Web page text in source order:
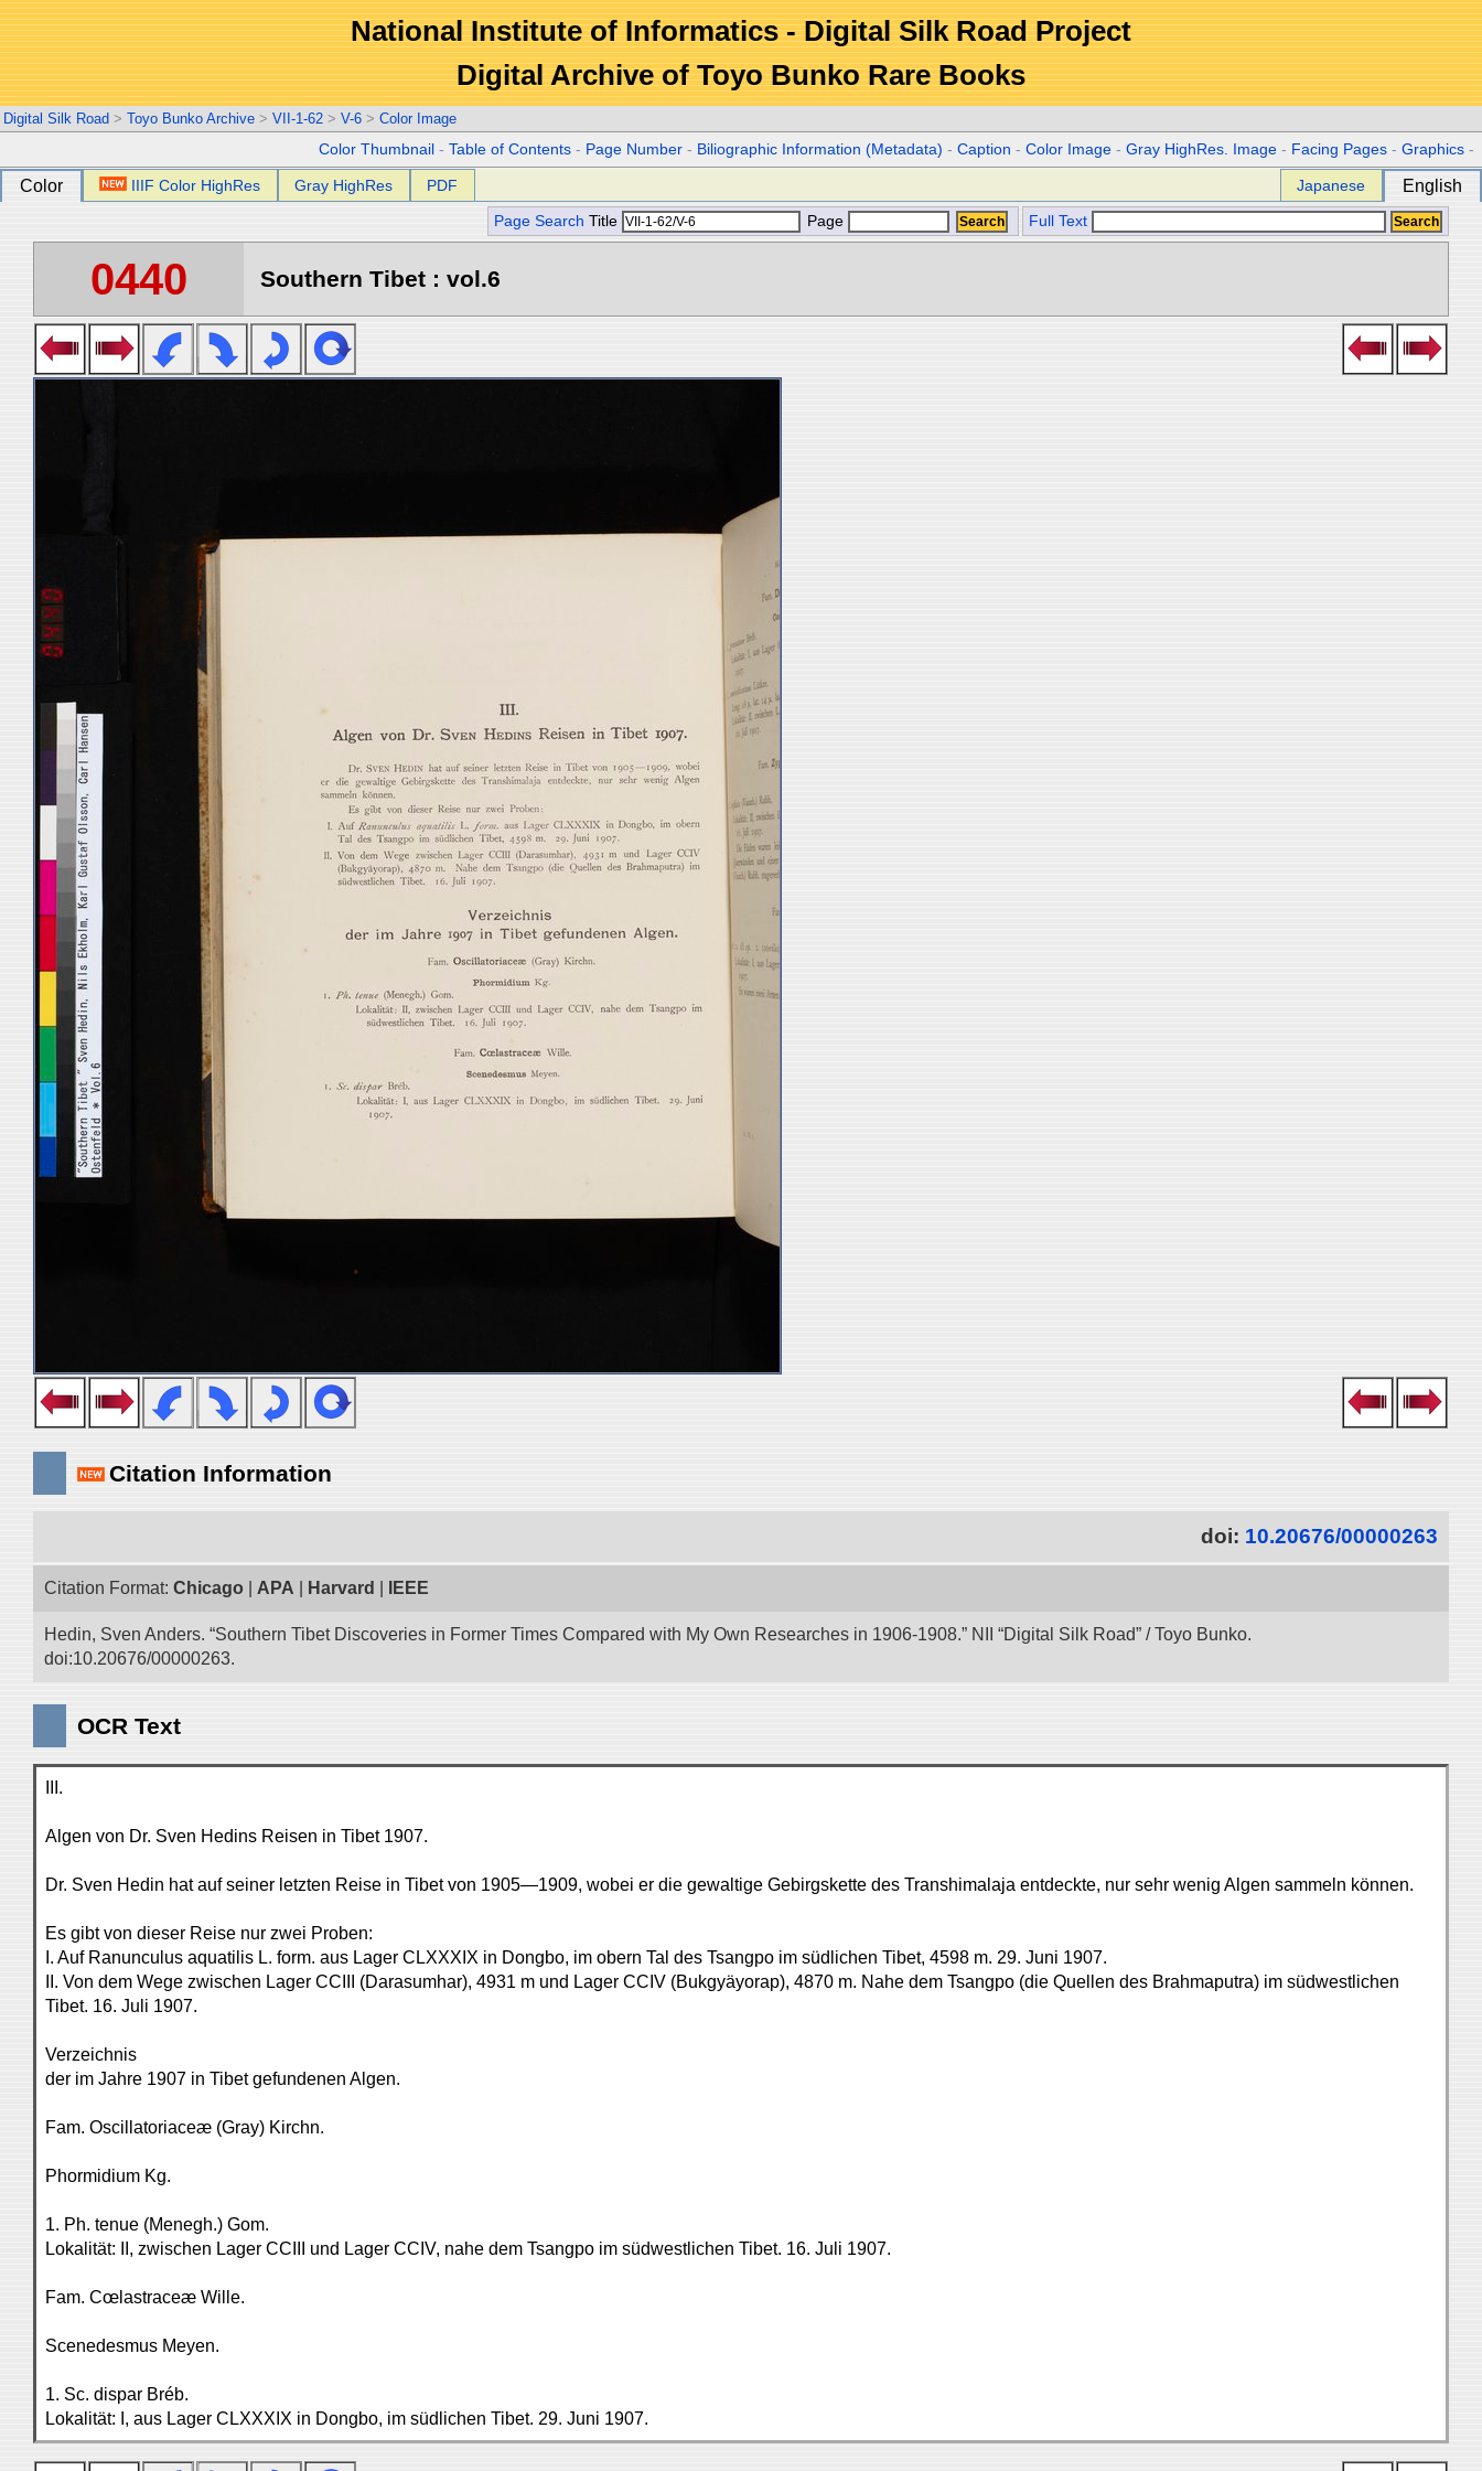
National Institute of Informatics - Digital Silk Road Project
Digital Archive of Toyo Bunko Rare Books
Digital Silk Road > Toyo Bunko Archive > VII-1-62 > V-6 > Color Image
Color Thumbnail -Table of Contents - Page Number - Biliographic Information (Metadata) -Caption -Color Image -Gray HighRes. Image - Facing Pages -Graphics -
Color IIIF Color HighRes Gray HighRes PDF Japanese English
Page Search Title Page Full Text
0440 Southern Tibet : vol.6
Citation Information
doi: 10.20676/00000263
Citation Format: Chicago APA Harvard IEEE
Hedin, Sven Anders. “Southern Tibet Discoveries in Former Times Compared with My Own Researches in 1906-1908.” NII “Digital Silk Road” / Toyo Bunko.
doi:10.20676/00000263.
OCR Text
III.
Algen von Dr. Sven Hedins Reisen in Tibet 1907.
Dr. Sven Hedin hat auf seiner letzten Reise in Tibet von 1905—1909, wobei er die gewaltige Gebirgskette des Transhimalaja entdeckte, nur sehr wenig Algen sammeln können.
Es gibt von dieser Reise nur zwei Proben:
I. Auf Ranunculus aquatilis L. form. aus Lager CLXXXIX in Dongbo, im obern Tal des Tsangpo im südlichen Tibet, 4598 m. 29. Juni 1907.
II. Von dem Wege zwischen Lager CCIII (Darasumhar), 4931 m und Lager CCIV (Bukgyäyorap), 4870 m. Nahe dem Tsangpo (die Quellen des Brahmaputra) im südwestlichen
Tibet. 16. Juli 1907.
Verzeichnis
der im Jahre 1907 in Tibet gefundenen Algen.
Fam. Oscillatoriaceæ (Gray) Kirchn.
Phormidium Kg.
1. Ph. tenue (Menegh.) Gom.
Lokalität: II, zwischen Lager CCIII und Lager CCIV, nahe dem Tsangpo im südwestlichen Tibet. 16. Juli 1907.
Fam. Cœlastraceæ Wille.
Scenedesmus Meyen.
1. Sc. dispar Bréb.
Lokalität: I, aus Lager CLXXXIX in Dongbo, im südlichen Tibet. 29. Juni 1907.